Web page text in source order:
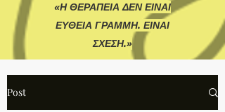
«Η ΘΕΡΑΠΕΙΑ ΔΕΝ ΕΙΝΑΙ
ΕΥΘΕΙΑ ΓΡΑΜΜΗ. ΕΙΝΑΙ
ΣΧΕΣΗ.»
Post